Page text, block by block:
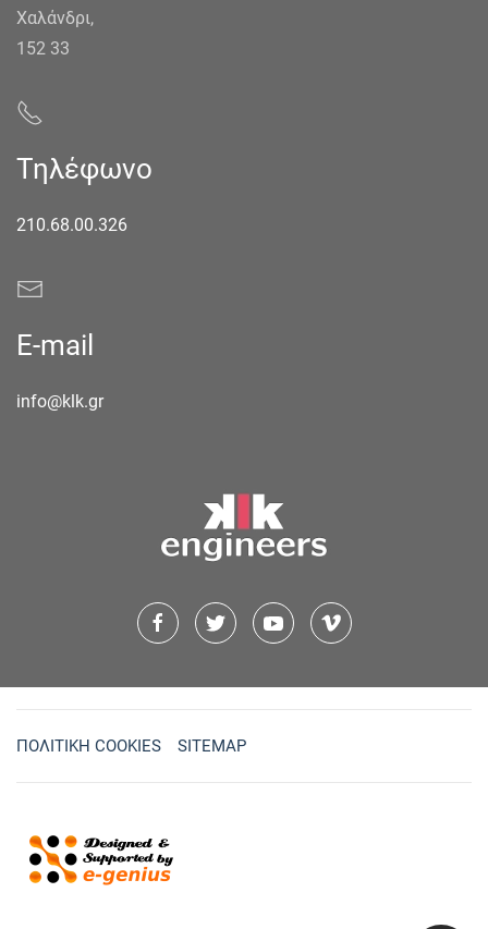
Χαλάνδρι,
152 33
Τηλέφωνο
210.68.00.326
E-mail
info@klk.gr
ΠΟΛΙΤΙΚΗ COOKIES SITEMAP